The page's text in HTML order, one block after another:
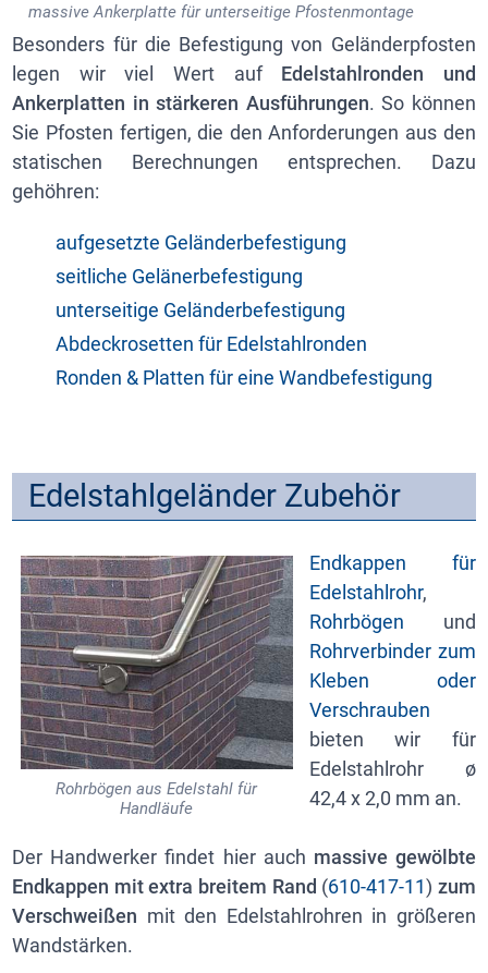
massive Ankerplatte für unterseitige Pfostenmontage
Besonders für die Befestigung von Geländerpfosten
legen wir viel Wert auf Edelstahlronden und
Ankerplatten in stärkeren Ausführungen. So können
Sie Pfosten fertigen, die den Anforderungen aus den
statischen Berechnungen entsprechen. Dazu
gehöhren:
aufgesetzte Geländerbefestigung
seitliche Gelänerbefestigung
unterseitige Geländerbefestigung
Abdeckrosetten für Edelstahlronden
Ronden & Platten für eine Wandbefestigung
Edelstahlgeländer Zubehör
Rohrbögen aus Edelstahl für
Handläufe
Endkappen für
Edelstahlrohr,
Rohrbögen und
Rohrverbinder zum
Kleben oder
Verschrauben
bieten wir für
Edelstahlrohr ø
42,4 x 2,0 mm an.
Der Handwerker findet hier auch massive gewölbte
Endkappen mit extra breitem Rand (610-417-11) zum
Verschweißen mit den Edelstahlrohren in größeren
Wandstärken.